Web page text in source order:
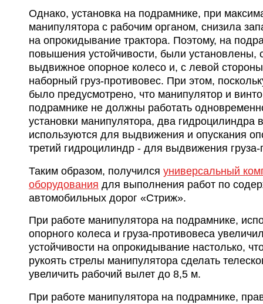
Однако, установка на подрамнике, при
манипулятора с рабочим органом, снизила
на опрокидывание трактора. Поэтому, на
повышения устойчивости, были установлены,
выдвижное опорное колесо и, с левой
наборный груз-противовес. При этом,
было предусмотрено, что манипулятор и
подрамнике не должны работать
установки манипулятора, два гидроцилиндра
используются для выдвижения и опускания
третий гидроцилиндр - для выдвижения груза-
Таким образом, получился универсальный
оборудования для выполнения работ по
автомобильных дорог «Стриж».
При работе манипулятора на подрамнике,
опорного колеса и груза-противовеса
устойчивости на опрокидывание настолько,
рукоять стрелы манипулятора сделать
увеличить рабочий вылет до 8,5 м.
При работе манипулятора на подрамнике,